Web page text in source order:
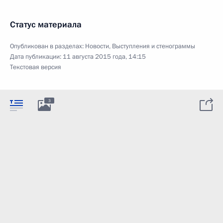
Статус материала
Опубликован в разделах: Новости, Выступления и стенограммы
Дата публикации: 11 августа 2015 года, 14:15
Текстовая версия
3